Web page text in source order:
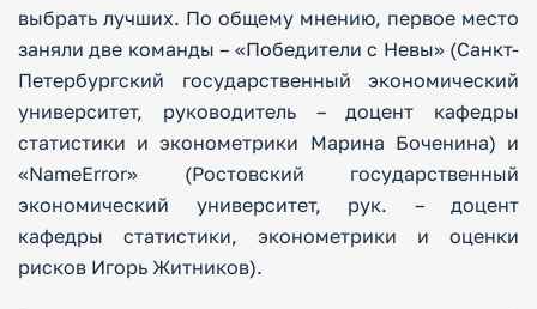
выбрать лучших. По общему мнению, первое место
заняли две команды – «Победители с Невы» (Санкт-
Петербургский государственный экономический
университет, руководитель – доцент кафедры
статистики и эконометрики Марина Боченина) и
«NameError» (Ростовский государственный
экономический университет, рук. – доцент
кафедры статистики, эконометрики и оценки
рисков Игорь Житников).